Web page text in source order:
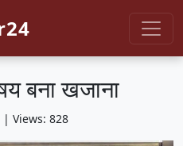
बना खजाना
| Views: 828